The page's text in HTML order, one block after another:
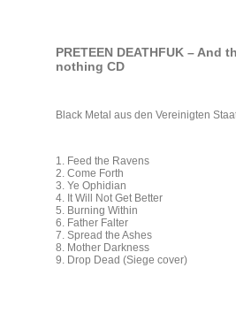
PRETEEN DEATHFUK – And
nothing CD
Black Metal aus den Vereinigten
1. Feed the Ravens
2. Come Forth
3. Ye Ophidian
4. It Will Not Get Better
5. Burning Within
6. Father Falter
7. Spread the Ashes
8. Mother Darkness
9. Drop Dead (Siege cover)